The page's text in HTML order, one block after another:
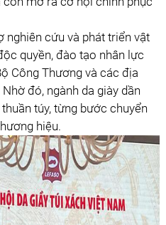
nghiên cứu và phát triển vật
quyền, đào tạo nhân lực
Công Thương và các địa
đó, ngành da giày dần
túy, từng bước chuyển
hiệu.